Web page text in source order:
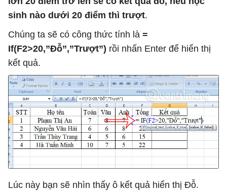
sinh nào dưới 20 điểm thì trượt.
Chúng ta sẽ có công thức tính là =
If(F2>20,”Đỗ”,”Trượt”) rồi nhấn Enter để hiển thị
kết quả.
Lúc này bạn sẽ nhìn thấy ô kết quả hiển thị Đỗ.